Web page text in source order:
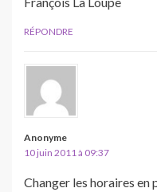
RÉPONDRE
Anonyme
10 juin 2011 à 09:37
Changer les horaires en